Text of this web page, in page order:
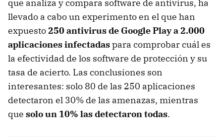
que analiza y compara software de antivirus, ha
llevado a cabo un experimento en el que han
expuesto250 antivirus de Google Play a 2.000
aplicaciones infectadaspara comprobar cuál es
la efectividad de los software de protección y su
tasa de acierto. Las conclusiones son
interesantes: solo 80 de las 250 aplicaciones
detectaron el 30% de las amenazas, mientras
que solo un 10% las detectaron todas.